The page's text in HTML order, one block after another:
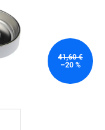
41,60 €
–20 %